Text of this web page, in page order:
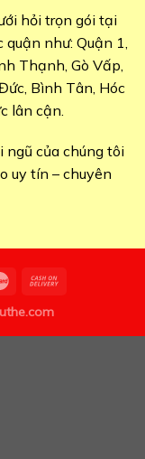
hỏi trọn gói tại
như: Quận 1,
Thạnh, Gò Vấp,
Bình Tân, Hóc
lân cận.
ngũ của chúng tôi
uy tín – chuyên